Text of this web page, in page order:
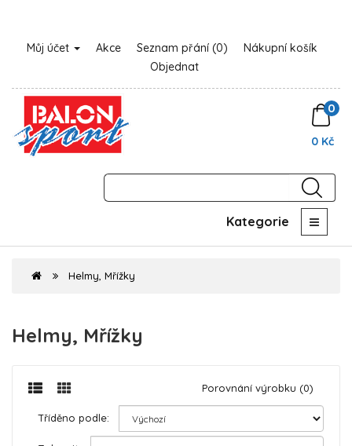
Můj účet Akce Seznam přání (0)
Nákupní košík
Objednat
0
0 Kč
Kategorie
Helmy, Mřížky
Helmy, Mřížky
Porovnání výrobku (0)
Tříděno podle: